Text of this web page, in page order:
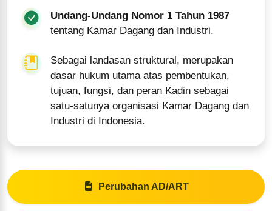
Undang-Undang Nomor 1 Tahun 1987
tentang Kamar Dagang dan Industri.
Sebagai landasan struktural, merupakan
dasar hukum utama atas pembentukan,
tujuan, fungsi, dan peran Kadin sebagai
satu-satunya organisasi Kamar Dagang dan
Industri di Indonesia.
Perubahan AD/ART